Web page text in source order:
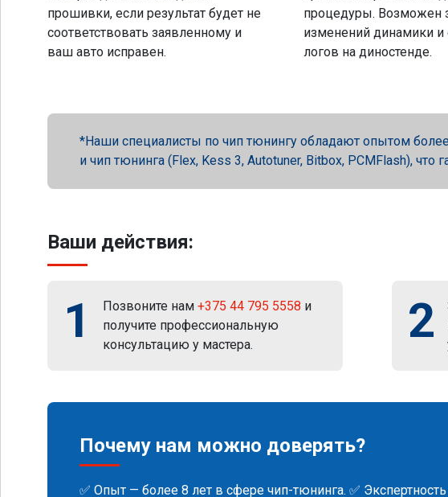
прошивки, если результат будет не
соответствовать заявленному и
ваш авто исправен.
процедуры. Возможен
изменений динамики и
логов на диностенде.
Наши специалисты по чип тюнингу обладают опытом
и чип тюнинга (Flex, Kess 3, Autotuner, Bitbox, PCMFlash), что
Ваши действия:
1 Позвоните нам +375 44 795 5558 и
получите профессиональную
консультацию у мастера.
2
Почему нам можно доверять?
✅ Опыт — более 8 лет в сфере чип-тюнинга. ✅